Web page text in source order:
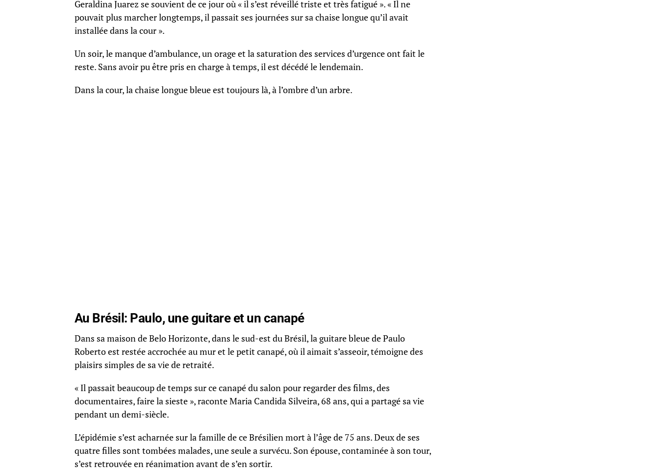
Geraldina Juarez se souvient de ce jour où « il s’est réveillé triste et très fatigué ». « Il ne
pouvait plus marcher longtemps, il passait ses journées sur sa chaise longue qu’il avait
installée dans la cour ».
Un soir, le manque d’ambulance, un orage et la saturation des services d’urgence ont fait le
reste. Sans avoir pu être pris en charge à temps, il est décédé le lendemain.
Dans la cour, la chaise longue bleue est toujours là, à l’ombre d’un arbre.
Au Brésil: Paulo, une guitare et un canapé
Dans sa maison de Belo Horizonte, dans le sud-est du Brésil, la guitare bleue de Paulo
Roberto est restée accrochée au mur et le petit canapé, où il aimait s’asseoir, témoigne des
plaisirs simples de sa vie de retraité.
« Il passait beaucoup de temps sur ce canapé du salon pour regarder des films, des
documentaires, faire la sieste », raconte Maria Candida Silveira, 68 ans, qui a partagé sa vie
pendant un demi-siècle.
L’épidémie s’est acharnée sur la famille de ce Brésilien mort à l’âge de 75 ans. Deux de ses
quatre filles sont tombées malades, une seule a survécu. Son épouse, contaminée à son tour,
s’est retrouvée en réanimation avant de s’en sortir.